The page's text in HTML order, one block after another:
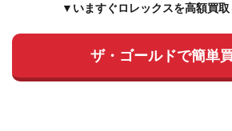
▼いますぐロレックスを高額買
ザ・ゴールドで簡単